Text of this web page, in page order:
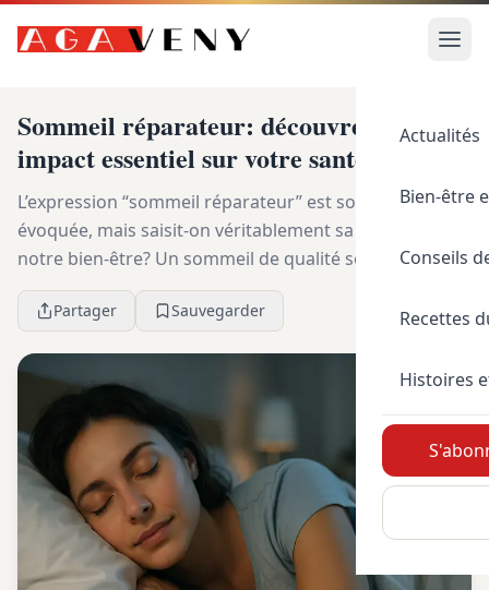
Actualités
Bien-être
Conseils
Recettes
Histoires
Sommeil réparateur: découvrez son
impact essentiel sur votre santé
L’expression “sommeil réparateur” est souvent
évoquée, mais saisit-on véritablement sa portée sur
notre bien-être? Un sommeil de qualité se répercute
directement sur notre santé, et inversement, les c...
Partager Sauvegarder